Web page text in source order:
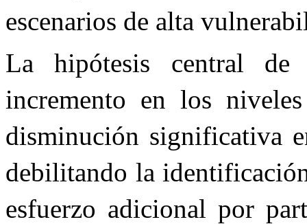
escenarios de alta
La hipótesis central de
incremento en los
disminución significativa
debilitando la
esfuerzo adicional por